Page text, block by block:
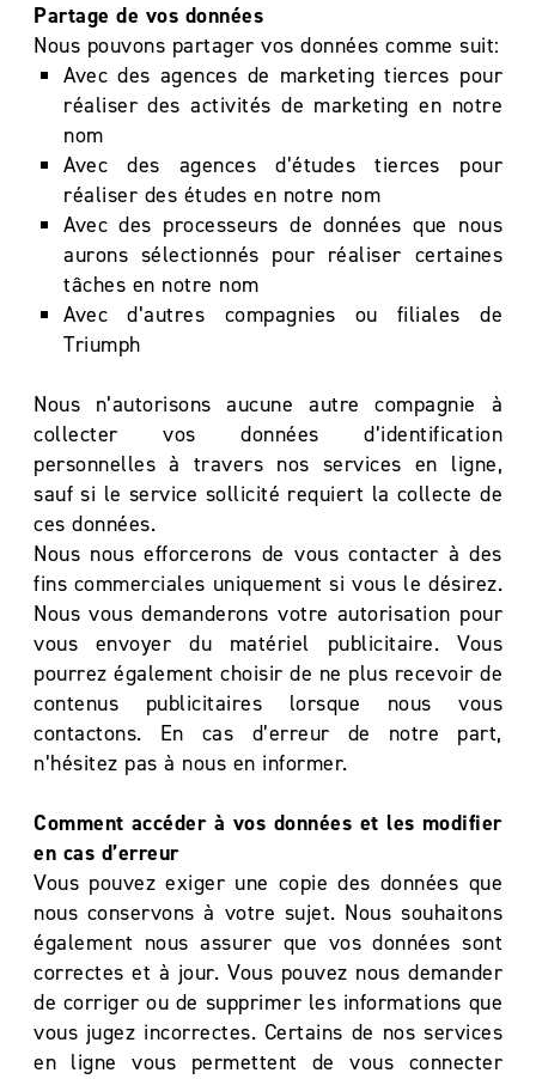
Partage de vos données
Nous pouvons partager vos données comme suit:
Avec des agences de marketing tierces pour
réaliser des activités de marketing en notre
nom
Avec des agences d’études tierces pour
réaliser des études en notre nom
Avec des processeurs de données que nous
aurons sélectionnés pour réaliser certaines
tâches en notre nom
Avec d’autres compagnies ou filiales de
Triumph
Nous n’autorisons aucune autre compagnie à
collecter vos données d’identification
personnelles à travers nos services en ligne,
sauf si le service sollicité requiert la collecte de
ces données.
Nous nous efforcerons de vous contacter à des
fins commerciales uniquement si vous le désirez.
Nous vous demanderons votre autorisation pour
vous envoyer du matériel publicitaire. Vous
pourrez également choisir de ne plus recevoir de
contenus publicitaires lorsque nous vous
contactons. En cas d’erreur de notre part,
n’hésitez pas à nous en informer.
Comment accéder à vos données et les modifier
en cas d’erreur
Vous pouvez exiger une copie des données que
nous conservons à votre sujet. Nous souhaitons
également nous assurer que vos données sont
correctes et à jour. Vous pouvez nous demander
de corriger ou de supprimer les informations que
vous jugez incorrectes. Certains de nos services
en ligne vous permettent de vous connecter